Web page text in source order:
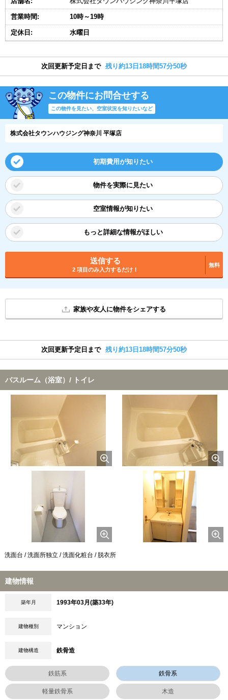
営業時間: 10時～19時
定休日: 水曜日
次回更新予定日まで 残り約13日18時間57分50秒
この物件にお問合せする
この物件を見たい、空室状況を知りたいなど
株式会社タウンハウジング神奈川 平塚店
初期費用が知りたい
物件を実際に見たい
空室情報が知りたい
もっと詳細な情報がほしい
送信する
2 項目のみ入力するだけ！
無料
家族や友人に物件をシェアする
次回更新予定日まで 残り約13日18時間57分50秒
バスルーム（浴室）/ トイレ
洗面台 / 洗面所独立 / 洗面化粧台 / 脱衣所
建物情報
築年月 1993年03月(築33年)
建物種別 マンション
建物構造 鉄骨造
鉄筋系 鉄骨系
軽量鉄骨系 木造